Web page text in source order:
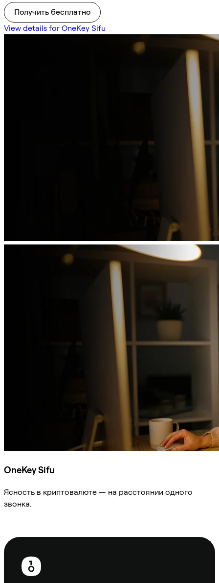
Получить бесплатно
View details for OneKey Sifu
OneKey Sifu
Ясность в криптовалюте — на расстоянии одного
звонка.
Нижний
колонтитул